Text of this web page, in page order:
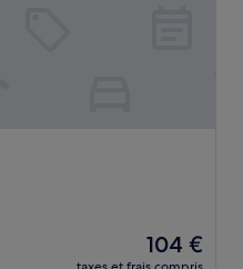
Le
nouveau
104 €